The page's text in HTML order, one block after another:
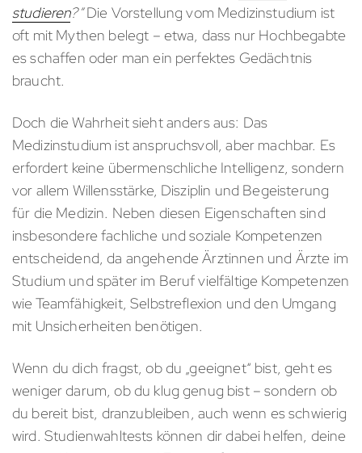
studieren?“Die Vorstellung vom Medizinstudium ist
oft mit Mythen belegt – etwa, dass nur Hochbegabte
es schaffen oder man ein perfektes Gedächtnis
braucht.
Doch die Wahrheit sieht anders aus: Das
Medizinstudium ist anspruchsvoll, aber machbar. Es
erfordert keine übermenschliche Intelligenz, sondern
vor allem Willensstärke, Disziplin und Begeisterung
für die Medizin. Neben diesen Eigenschaften sind
insbesondere fachliche und soziale Kompetenzen
entscheidend, da angehende Ärztinnen und Ärzte im
Studium und später im Beruf vielfältige Kompetenzen
wie Teamfähigkeit, Selbstreflexion und den Umgang
mit Unsicherheiten benötigen.
Wenn du dich fragst, ob du „geeignet“ bist, geht es
weniger darum, ob du klug genug bist – sondern ob
du bereit bist, dranzubleiben, auch wenn es schwierig
wird. Studienwahltests können dir dabei helfen, deine